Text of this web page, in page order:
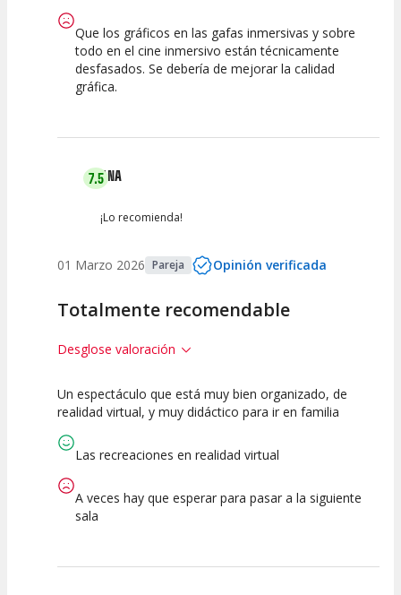
Que los gráficos en las gafas inmersivas y sobre
todo en el cine inmersivo están técnicamente
desfasados. Se debería de mejorar la calidad
gráfica.
7.5ANA
¡Lo recomienda!
01 Marzo 2026 Pareja Opinión verificada
Totalmente recomendable
Desglose valoración
7.5
Espectáculo
7.5 7.5
artística
Un espectáculo que está muy bien organizado, de
realidad virtual, y muy didáctico para ir en familia
Las recreaciones en realidad virtual
A veces hay que esperar para pasar a la siguiente
sala